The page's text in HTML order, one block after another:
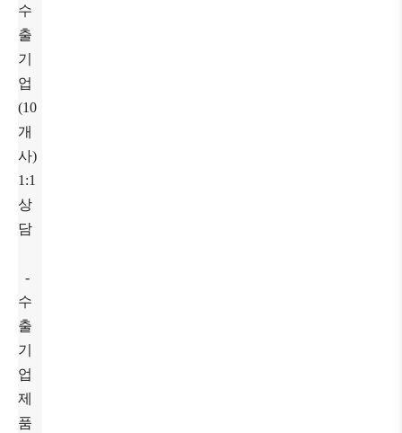
수
출
기
업
(10
개
사)
1:1
상
담
-
수
출
기
업
제
품